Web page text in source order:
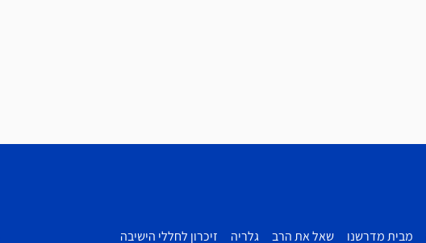
מבית מדרשנו שאל את הרב גלריה זיכרון לחללי הישיבה